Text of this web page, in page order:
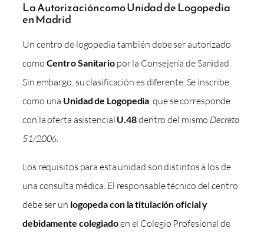
La Autorización como Unidad de Logopedia
en Madrid
Un centro de logopedia también debe ser autorizado
como Centro Sanitariopor la Consejería de Sanidad.
Sin embargo, su clasificación es diferente. Se inscribe
como una Unidad de Logopedia , que se corresponde
con la oferta asistencial U.48dentro del mismo Decreto
51/2006
Los requisitos para esta unidad son distintos a los de
una consulta médica. El responsable técnico del centro
debe ser un logopeda con la titulación oficial y
debidamente colegiadoen el Colegio Profesional de